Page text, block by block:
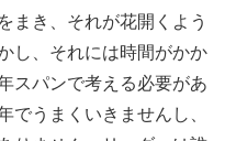
まき、それが花開くよう
し、それには時間がかか
スパンで考える必要があ
でうまくいきませんし、